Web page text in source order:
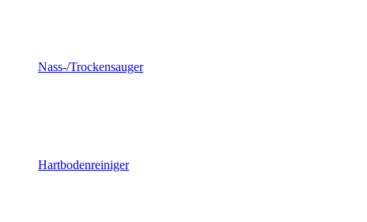
Nass-/Trockensauger
Hartbodenreiniger